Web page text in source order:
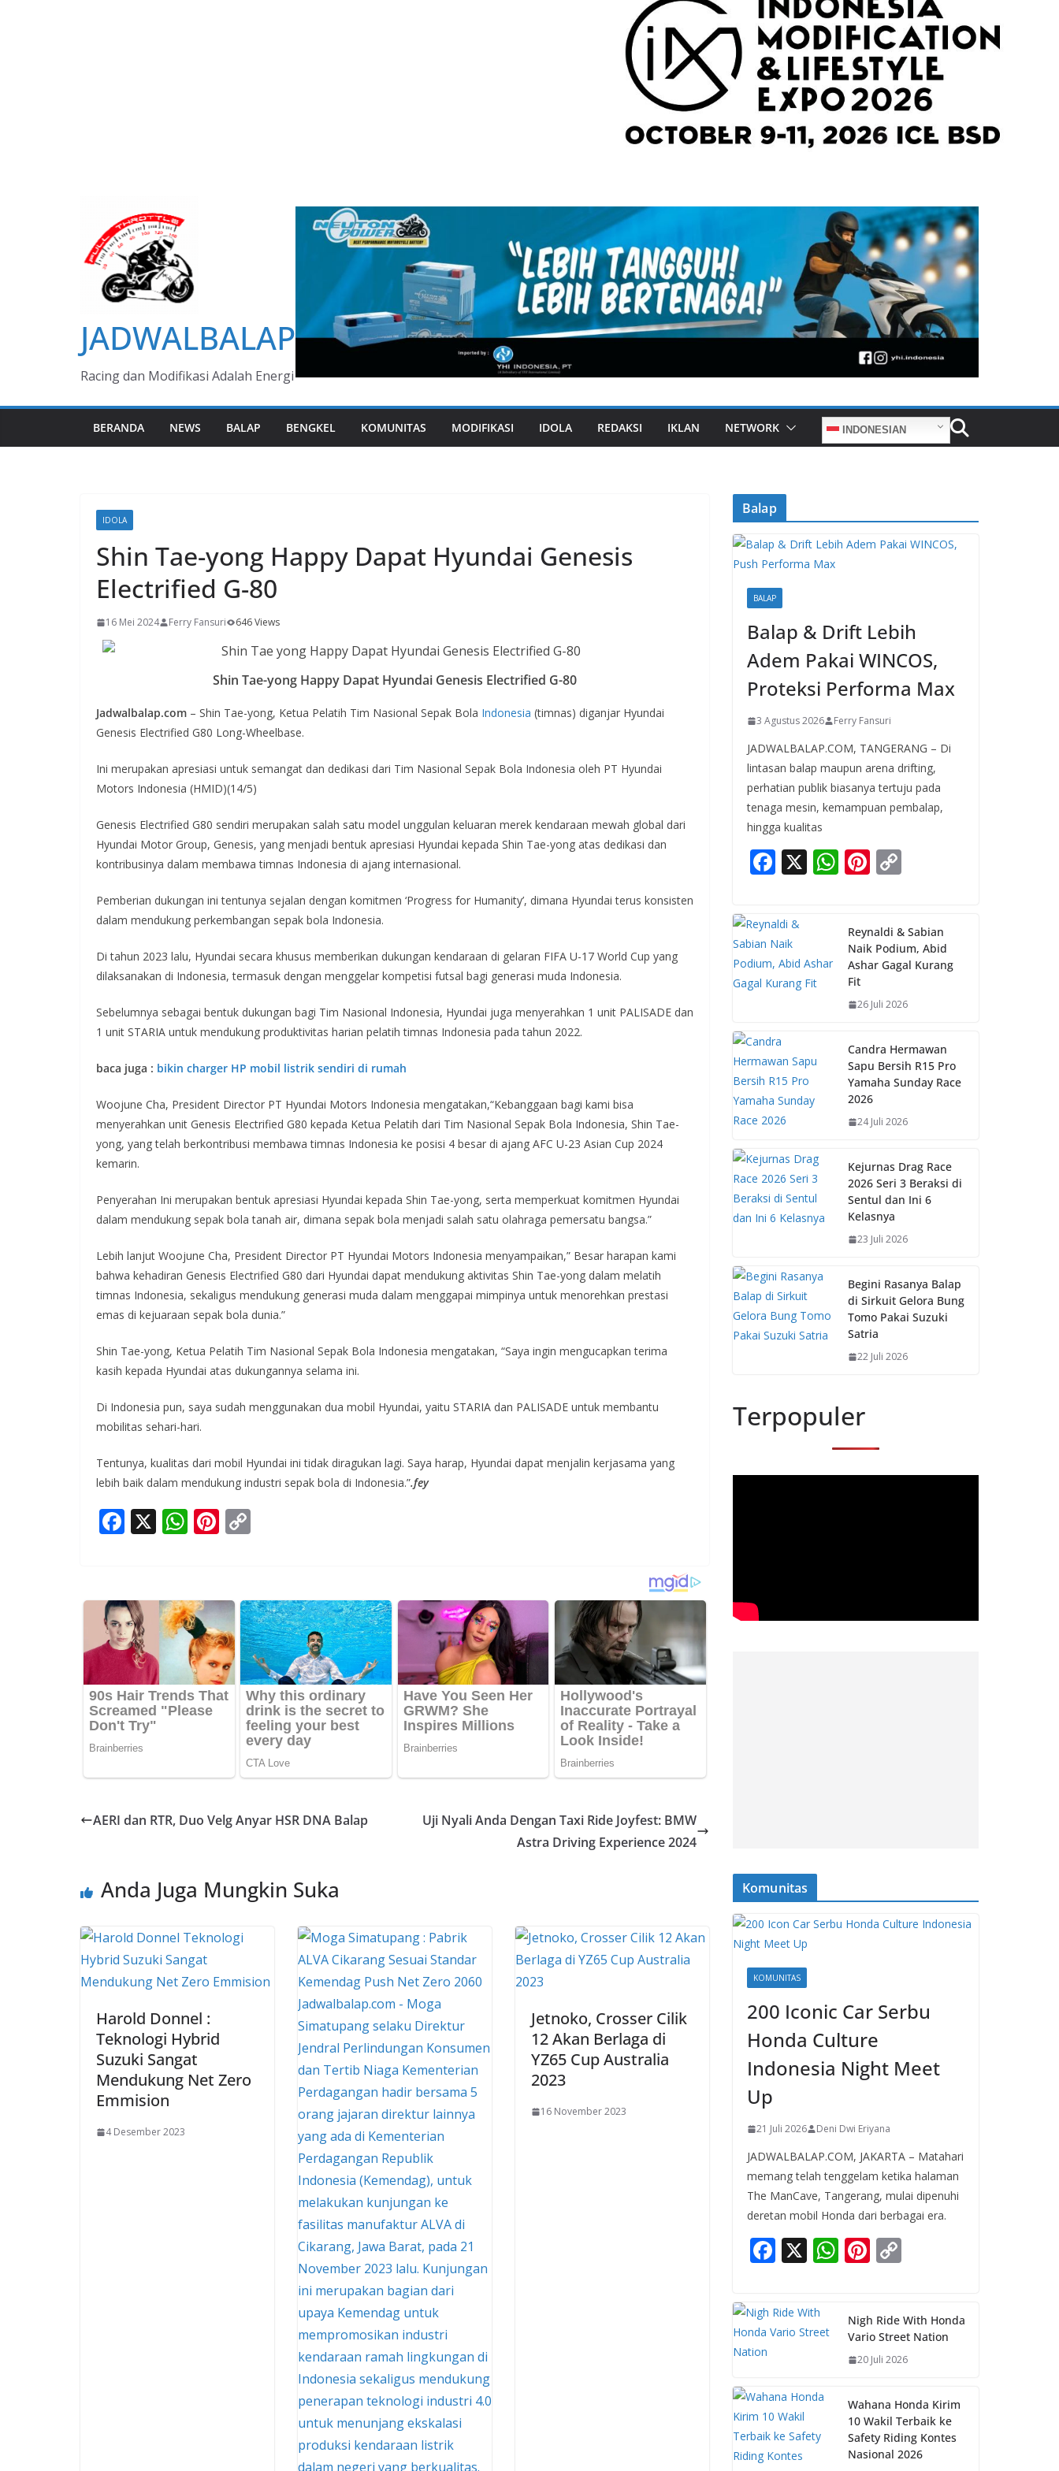
JADWALBALAP
Racing dan Modifikasi Adalah Energi
BERANDA NEWS BALAP BENGKEL KOMUNITAS MODIFIKASI IDOLA REDAKSI IKLAN NETWORK INDONESIAN
IDOLA
Shin Tae-yong Happy Dapat Hyundai Genesis
Electrified G-80
16 Mei 2024 Ferry Fansuri 646 Views
Shin Tae-yong Happy Dapat Hyundai Genesis Electrified G-80
Jadwalbalap.com – Shin Tae-yong, Ketua Pelatih Tim Nasional Sepak Bola Indonesia (timnas) diganjar Hyundai
Genesis Electrified G80 Long-Wheelbase.
Ini merupakan apresiasi untuk semangat dan dedikasi dari Tim Nasional Sepak Bola Indonesia oleh PT Hyundai
Motors Indonesia (HMID)(14/5)
Genesis Electrified G80 sendiri merupakan salah satu model unggulan keluaran merek kendaraan mewah global dari
Hyundai Motor Group, Genesis, yang menjadi bentuk apresiasi Hyundai kepada Shin Tae-yong atas dedikasi dan
kontribusinya dalam membawa timnas Indonesia di ajang internasional.
Pemberian dukungan ini tentunya sejalan dengan komitmen ‘Progress for Humanity’, dimana Hyundai terus konsisten
dalam mendukung perkembangan sepak bola Indonesia.
Di tahun 2023 lalu, Hyundai secara khusus memberikan dukungan kendaraan di gelaran FIFA U-17 World Cup yang
dilaksanakan di Indonesia, termasuk dengan menggelar kompetisi futsal bagi generasi muda Indonesia.
Sebelumnya sebagai bentuk dukungan bagi Tim Nasional Indonesia, Hyundai juga menyerahkan 1 unit PALISADE dan
1 unit STARIA untuk mendukung produktivitas harian pelatih timnas Indonesia pada tahun 2022.
baca juga : bikin charger HP mobil listrik sendiri di rumah
Woojune Cha, President Director PT Hyundai Motors Indonesia mengatakan,“Kebanggaan bagi kami bisa
menyerahkan unit Genesis Electrified G80 kepada Ketua Pelatih dari Tim Nasional Sepak Bola Indonesia, Shin Tae-
yong, yang telah berkontribusi membawa timnas Indonesia ke posisi 4 besar di ajang AFC U-23 Asian Cup 2024
kemarin.
Penyerahan Ini merupakan bentuk apresiasi Hyundai kepada Shin Tae-yong, serta memperkuat komitmen Hyundai
dalam mendukung sepak bola tanah air, dimana sepak bola menjadi salah satu olahraga pemersatu bangsa.”
Lebih lanjut Woojune Cha, President Director PT Hyundai Motors Indonesia menyampaikan,” Besar harapan kami
bahwa kehadiran Genesis Electrified G80 dari Hyundai dapat mendukung aktivitas Shin Tae-yong dalam melatih
timnas Indonesia, sekaligus mendukung generasi muda dalam menggapai mimpinya untuk menorehkan prestasi
emas di kejuaraan sepak bola dunia.”
Shin Tae-yong, Ketua Pelatih Tim Nasional Sepak Bola Indonesia mengatakan, “Saya ingin mengucapkan terima
kasih kepada Hyundai atas dukungannya selama ini.
Di Indonesia pun, saya sudah menggunakan dua mobil Hyundai, yaitu STARIA dan PALISADE untuk membantu
mobilitas sehari-hari.
Tentunya, kualitas dari mobil Hyundai ini tidak diragukan lagi. Saya harap, Hyundai dapat menjalin kerjasama yang
lebih baik dalam mendukung industri sepak bola di Indonesia.”.fey
F
ac
b
o
o
k
X W
h
s
A
p
p
Pi
nt
e
st
y
Li
n
k
AERI dan RTR, Duo Velg Anyar HSR DNA Balap
Uji Nyali Anda Dengan Taxi Ride Joyfest: BMW
Astra Driving Experience 2024
Anda Juga Mungkin Suka
Harold Donnel :
Teknologi Hybrid
Suzuki Sangat
Mendukung Net Zero
Emmision
4 Desember 2023
Jetnoko, Crosser Cilik
12 Akan Berlaga di
YZ65 Cup Australia
2023
16 November 2023
Balap
BALAP
Balap & Drift Lebih
Adem Pakai WINCOS,
Proteksi Performa Max
3 Agustus 2026 Ferry Fansuri
JADWALBALAP.COM, TANGERANG – Di
lintasan balap maupun arena drifting,
perhatian publik biasanya tertuju pada
tenaga mesin, kemampuan pembalap,
hingga kualitas
F
e
b
o
o
X W
s
A
p
p
Pi
e
st
y
Li
k
Reynaldi & Sabian
Naik Podium, Abid
Ashar Gagal Kurang
Fit
26 Juli 2026
Candra Hermawan
Sapu Bersih R15 Pro
Yamaha Sunday Race
2026
24 Juli 2026
Kejurnas Drag Race
2026 Seri 3 Beraksi di
Sentul dan Ini 6
Kelasnya
23 Juli 2026
Begini Rasanya Balap
di Sirkuit Gelora Bung
Tomo Pakai Suzuki
Satria
22 Juli 2026
Terpopuler
Komunitas
KOMUNITAS
200 Iconic Car Serbu
Honda Culture
Indonesia Night Meet
Up
21 Juli 2026 Deni Dwi Eriyana
JADWALBALAP.COM, JAKARTA – Matahari
memang telah tenggelam ketika halaman
The ManCave, Tangerang, mulai dipenuhi
deretan mobil Honda dari berbagai era.
F
e
b
k
X W
s
A
p
Pi
e
st
y
Li
k
Nigh Ride With Honda
Vario Street Nation
20 Juli 2026
Wahana Honda Kirim
10 Wakil Terbaik ke
Safety Riding Kontes
Nasional 2026